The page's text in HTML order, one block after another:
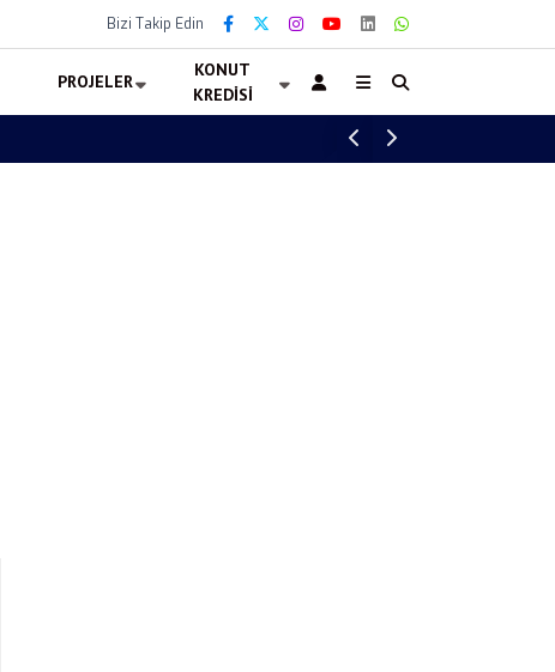
Bizi Takip Edin
PROJELER
KONUT
KREDISI
Şile Arsa İhalesi Başladı! Turizm İmarlı 7